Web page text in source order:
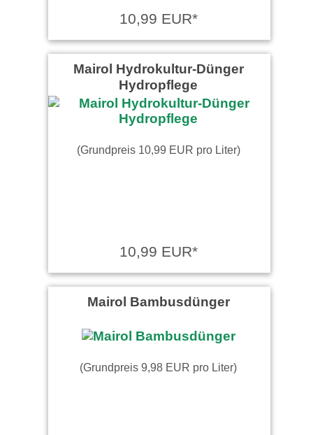
10,99 EUR*
Mairol Hydrokultur-Dünger
Hydropflege
(Grundpreis 10,99 EUR pro Liter)
10,99 EUR*
Mairol Bambusdünger
(Grundpreis 9,98 EUR pro Liter)